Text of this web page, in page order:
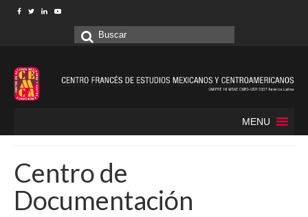
Buscar
MENU
Centro de
Documentación